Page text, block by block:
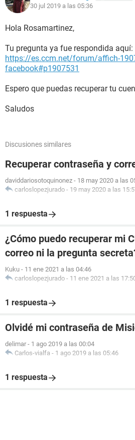
30 jul 2019 a las 05:36
Hola Rosamartinez,
Tu pregunta ya fue respondida aquí:
https://es.ccm.net/forum/affich-
facebook#p1907531
Espero que puedas recuperar tu
Saludos
Discusiones similares
Recuperar contraseña y
daviddariosotoquinonez - 18 may 2020 a las
carloslopezjurado - 19 may 2020 a las
1 respuesta
¿Cómo puedo recuperar mi
correo ni la pregunta
Kuku - 11 ene 2021 a las 04:46
carloslopezjurado - 11 ene 2021 a las
1 respuesta
Olvidé mi contraseña de
delimar - 1 ago 2019 a las 00:04
Carlos-vialfa - 1 ago 2019 a las 05:46
1 respuesta